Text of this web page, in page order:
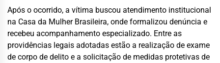
Após o ocorrido, a vítima buscou atendimento institucional
na Casa da Mulher Brasileira, onde formalizou denúncia e
recebeu acompanhamento especializado. Entre as
providências legais adotadas estão a realização de exame
de corpo de delito e a solicitação de medidas protetivas de